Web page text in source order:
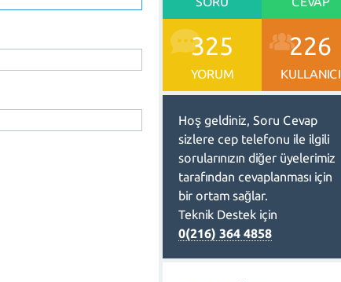
325
YORUM
226
KULLANICI
Hoş geldiniz, Soru Cevap
sizlere cep telefonu ile ilgili
sorularınızın diğer üyelerimiz
tarafından cevaplanması için
bir ortam sağlar.
Teknik Destek için
0(216) 364 4858